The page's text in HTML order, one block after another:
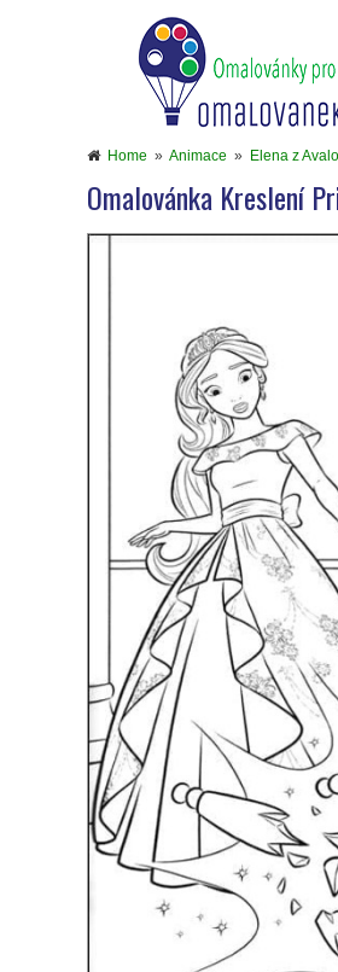
Home » Animace » Elena z
Omalovánka Kreslení